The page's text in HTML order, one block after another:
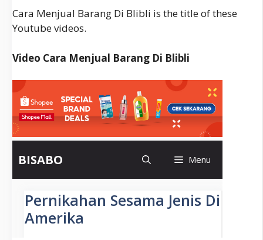
Cara Menjual Barang Di Blibli is the title of these
Youtube videos.
Video Cara Menjual Barang Di Blibli